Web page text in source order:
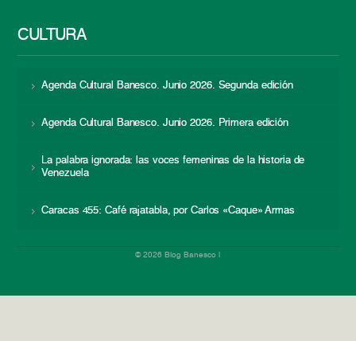
CULTURA
Agenda Cultural Banesco. Junio 2026. Segunda edición
Agenda Cultural Banesco. Junio 2026. Primera edición
La palabra ignorada: las voces femeninas de la historia de
Venezuela
Caracas 455: Café rajatabla, por Carlos «Caque» Armas
© 2026 Blog Banesco |